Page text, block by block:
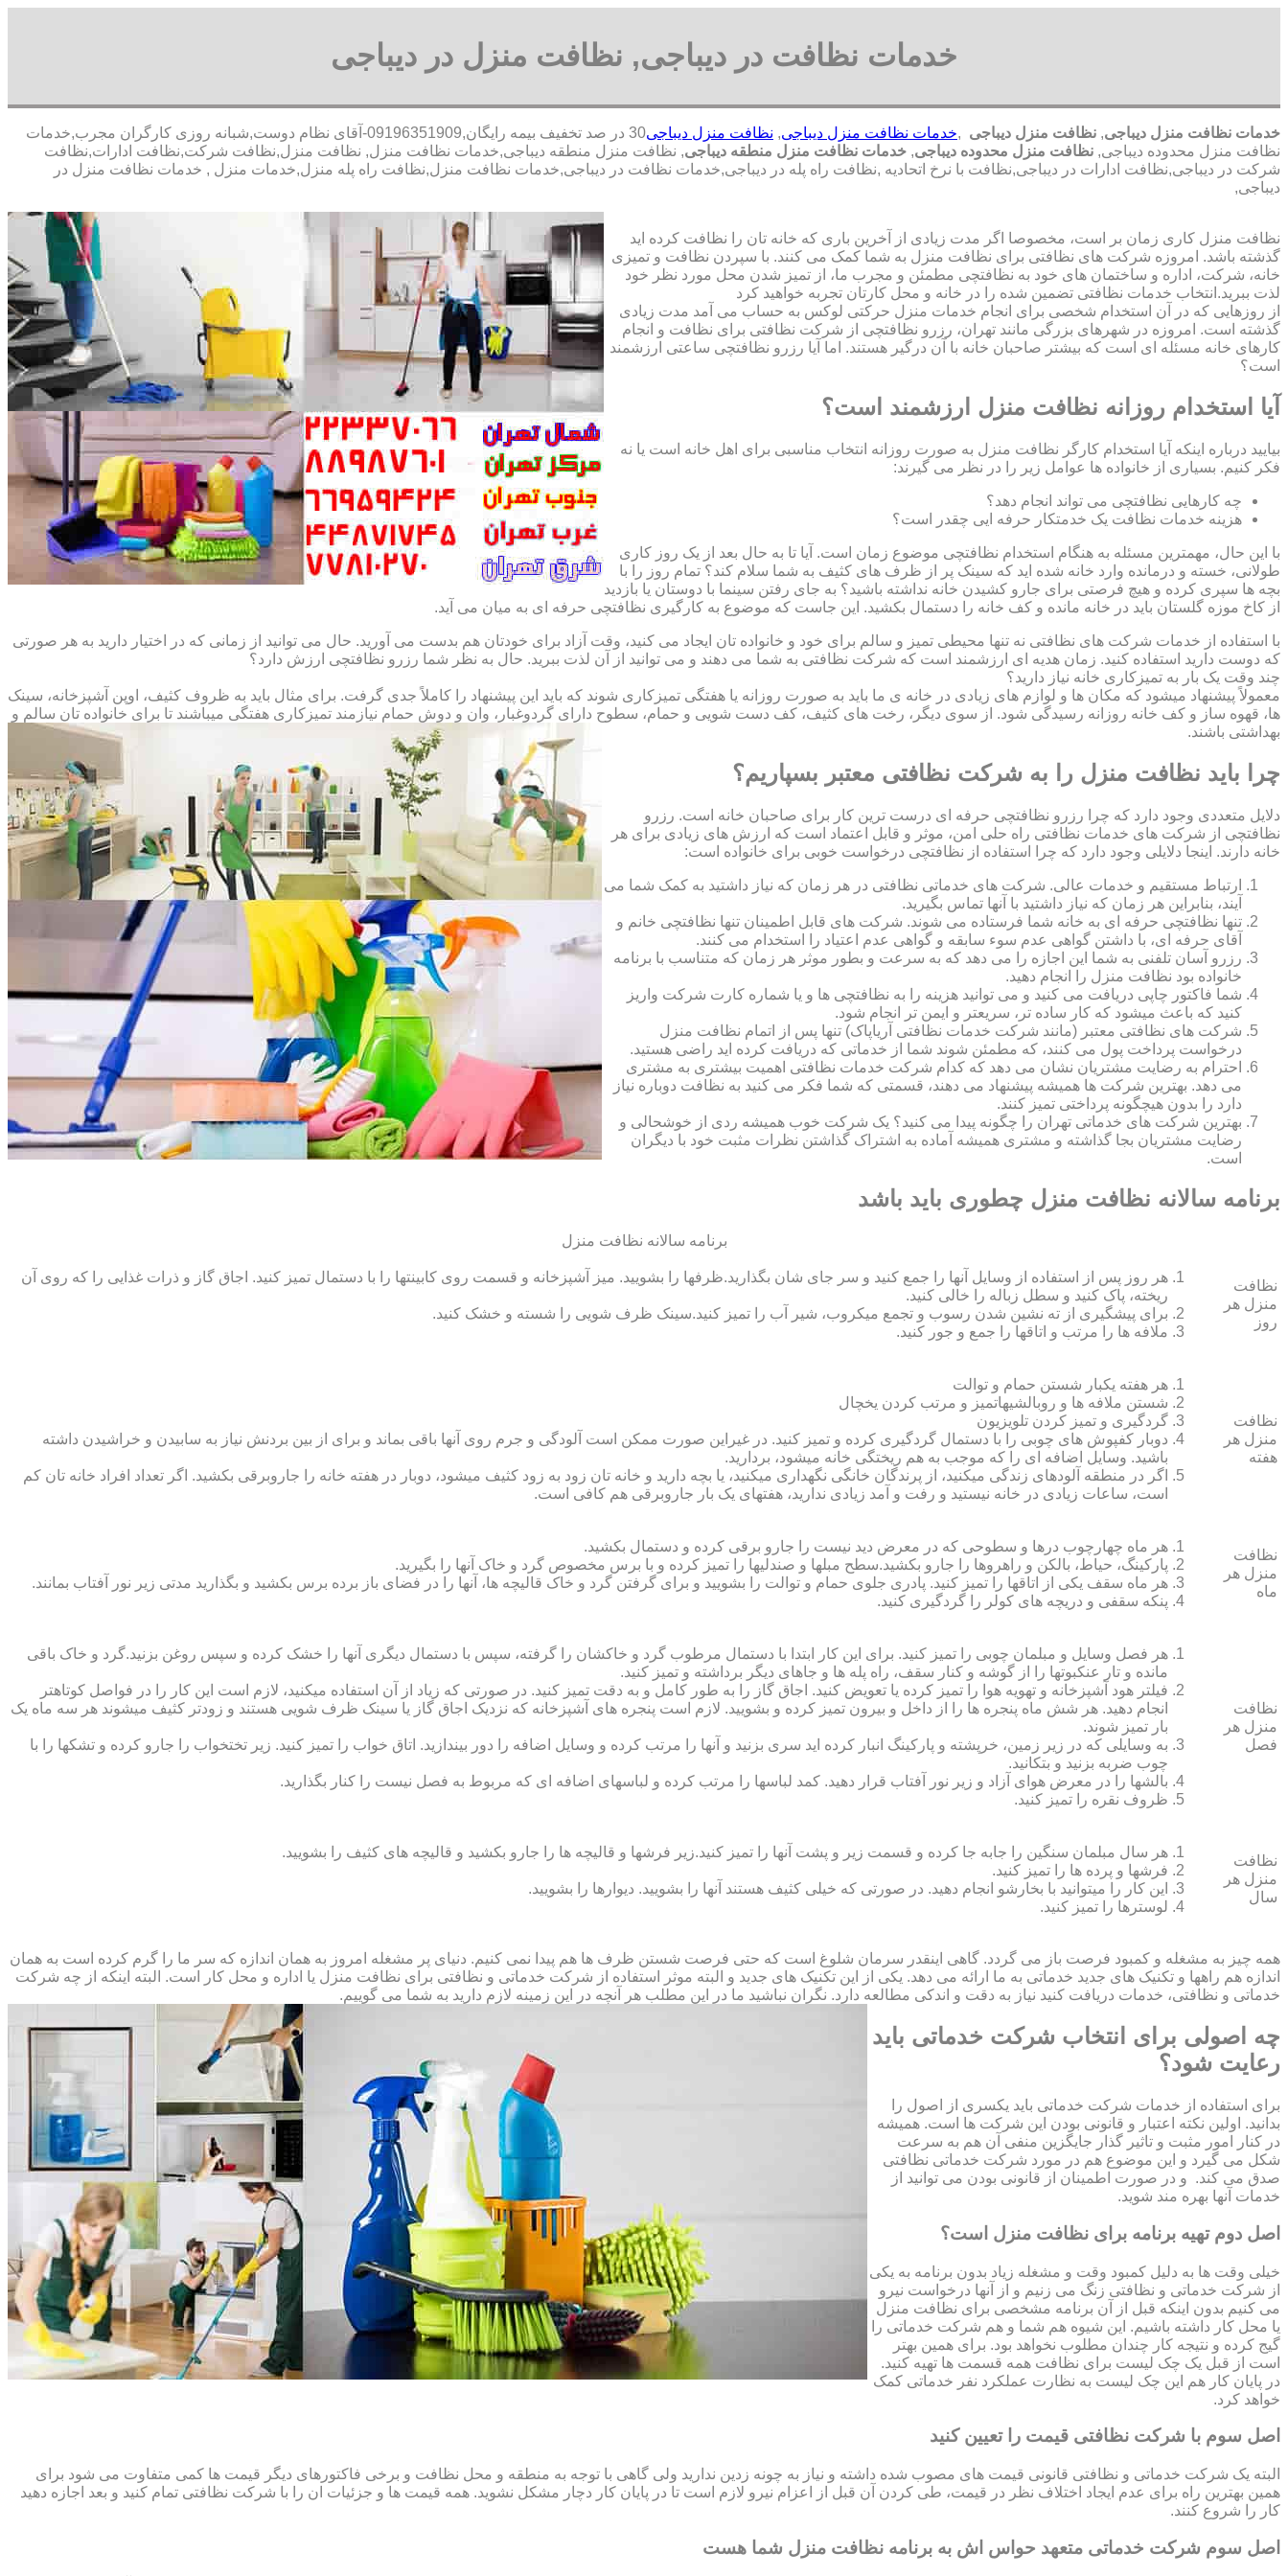
خدمات نظافت در دیباجی, نظافت منزل در دیباجی
خدمات نظافت منزل دیباجی, نظافت منزل دیباجی ,خدمات نظافت منزل دیباجی, نظافت منزل دیباجی
30 در صد تخفیف بیمه رایگان,09196351909-آقای نظام دوست,شبانه روزی کارگران مجرب,خدمات
نظافت منزل محدوده دیباجی, نظافت منزل محدوده دیباجی, خدمات نظافت منزل منطقه دیباجی, نظافت منزل منطقه دیباجی,خدمات نظافت منزل, نظافت منزل,نظافت شرکت,نظافت ادارات,نظافت
شرکت در دیباجی,نظافت ادارات در دیباجی,نظافت با نرخ اتحادیه ,نظافت راه پله در دیباجی,خدمات نظافت در دیباجی,خدمات نظافت منزل,نظافت راه پله منزل,خدمات منزل , خدمات نظافت منزل در
دیباجی,
نظافت منزل کاری زمان بر است، مخصوصا اگر مدت زیادی از آخرین باری که خانه تان را نظافت کرده اید
گذشته باشد. امروزه شرکت های نظافتی برای نظافت منزل به شما کمک می کنند. با سپردن نظافت و تمیزی
خانه، شرکت، اداره و ساختمان های خود به نظافتچی مطمئن و مجرب ما، از تمیز شدن محل مورد نظر خود
لذت ببرید.انتخاب خدمات نظافتی تضمین شده را در خانه و محل کارتان تجربه خواهید کرد
از روزهایی که در آن استخدام شخصی برای انجام خدمات منزل حرکتی لوکس به حساب می آمد مدت زیادی
گذشته است. امروزه در شهرهای بزرگی مانند تهران، رزرو نظافتچی از شرکت نظافتی برای نظافت و انجام
کارهای خانه مسئله ای است که بیشتر صاحبان خانه با آن درگیر هستند. اما آیا رزرو نظافتچی ساعتی ارزشمند
است؟
آیا استخدام روزانه نظافت منزل ارزشمند است؟
بیایید درباره اینکه آیا استخدام کارگر نظافت منزل به صورت روزانه انتخاب مناسبی برای اهل خانه است یا نه
فکر کنیم. بسیاری از خانواده ها عوامل زیر را در نظر می گیرند:
چه کارهایی نظافتچی می تواند انجام دهد؟
هزینه خدمات نظافت یک خدمتکار حرفه ایی چقدر است؟
با این حال، مهمترین مسئله به هنگام استخدام نظافتچی موضوع زمان است. آیا تا به حال بعد از یک روز کاری
طولانی، خسته و درمانده وارد خانه شده اید که سینک پر از ظرف های کثیف به شما سلام کند؟ تمام روز را با
بچه ها سپری کرده و هیچ فرصتی برای جارو کشیدن خانه نداشته باشید؟ به جای رفتن سینما با دوستان یا بازدید
از کاخ موزه گلستان باید در خانه مانده و کف خانه را دستمال بکشید. این جاست که موضوع به کارگیری نظافتچی حرفه ای به میان می آید.
با استفاده از خدمات شرکت های نظافتی نه تنها محیطی تمیز و سالم برای خود و خانواده تان ایجاد می کنید، وقت آزاد برای خودتان هم بدست می آورید. حال می توانید از زمانی که در اختیار دارید به هر صورتی
که دوست دارید استفاده کنید. زمان هدیه ای ارزشمند است که شرکت نظافتی به شما می دهند و می توانید از آن لذت ببرید. حال به نظر شما رزرو نظافتچی ارزش دارد؟
چند وقت یک بار به تمیزکاری خانه نیاز دارید؟
معمولاً پیشنهاد میشود که مکان ها و لوازم های زیادی در خانه ی ما باید به صورت روزانه یا هفتگی تمیزکاری شوند که باید این پیشنهاد را کاملاً جدی گرفت. برای مثال باید به ظروف کثیف، اوپن آشپزخانه، سینک
ها، قهوه ساز و کف خانه روزانه رسیدگی شود. از سوی دیگر، رخت های کثیف، کف دست شویی و حمام، سطوح دارای گردوغبار، وان و دوش حمام نیازمند تمیزکاری هفتگی میباشند تا برای خانواده تان سالم و
بهداشتی باشند.
چرا باید نظافت منزل را به شرکت نظافتی معتبر بسپاریم؟
دلایل متعددی وجود دارد که چرا رزرو نظافتچی حرفه ای درست ترین کار برای صاحبان خانه است. رزرو
نظافتچی از شرکت های خدمات نظافتی راه حلی امن، موثر و قابل اعتماد است که ارزش های زیادی برای هر
خانه دارند. اینجا دلایلی وجود دارد که چرا استفاده از نظافتچی درخواست خوبی برای خانواده است:
ارتباط مستقیم و خدمات عالی. شرکت های خدماتی نظافتی در هر زمان که نیاز داشتید به کمک شما می
آیند، بنابراین هر زمان که نیاز داشتید با آنها تماس بگیرید.
تنها نظافتچی حرفه ای به خانه شما فرستاده می شوند. شرکت های قابل اطمینان تنها نظافتچی خانم و
آقای حرفه ای، با داشتن گواهی عدم سوء سابقه و گواهی عدم اعتیاد را استخدام می کنند.
رزرو آسان تلفنی به شما این اجازه را می دهد که به سرعت و بطور موثر هر زمان که متناسب با برنامه
خانواده بود نظافت منزل را انجام دهید.
شما فاکتور چاپی دریافت می کنید و می توانید هزینه را به نظافتچی ها و یا شماره کارت شرکت واریز
کنید که باعث میشود که کار ساده تر، سریعتر و ایمن تر انجام شود.
شرکت های نظافتی معتبر (مانند شرکت خدمات نظافتی آریاپاک) تنها پس از اتمام نظافت منزل
درخواست پرداخت پول می کنند، که مطمئن شوند شما از خدماتی که دریافت کرده اید راضی هستید.
احترام به رضایت مشتریان نشان می دهد که کدام شرکت خدمات نظافتی اهمیت بیشتری به مشتری
می دهد. بهترین شرکت ها همیشه پیشنهاد می دهند، قسمتی که شما فکر می کنید به نظافت دوباره نیاز
دارد را بدون هیچگونه پرداختی تمیز کنند.
بهترین شرکت های خدماتی تهران را چگونه پیدا می کنید؟ یک شرکت خوب همیشه ردی از خوشحالی و
رضایت مشتریان بجا گذاشته و مشتری همیشه آماده به اشتراک گذاشتن نظرات مثبت خود با دیگران
است.
برنامه سالانه نظافت منزل چطوری باید باشد
برنامه سالانه نظافت منزل
نظافت
منزل هر
روز
هر روز پس از استفاده از وسایل آنها را جمع کنید و سر جای شان بگذارید.ظرف‏ها را بشویید. میز آشپزخانه و قسمت روی کابینت‏ها را با دستمال تمیز کنید. اجاق گاز و ذرات غذایی را که روی آن
ریخته، پاک کنید و سطل زباله را خالی کنید.
برای پیشگیری از ته نشین شدن رسوب و تجمع میکروب، شیر آب را تمیز کنید.سینک ظرف شویی را شسته و خشک کنید.
ملافه‏ ها را مرتب و اتاق‏ها را جمع و جور کنید.
نظافت
منزل هر
هفته
هر هفته یکبار شستن حمام و توالت
شستن ملافه‏ ها و روبالشی‎هاتمیز و مرتب کردن یخچال
گردگیری و تمیز کردن تلویزیون
دوبار کفپوش‏ های چوبی را با دستمال گردگیری کرده و تمیز کنید. در غیراین صورت ممکن است آلودگی و جرم روی آنها باقی بماند و برای از بین بردنش نیاز به سابیدن و خراشیدن داشته
باشید. وسایل اضافه ای را که موجب به هم ریختگی خانه می‏شود، بردارید.
اگر در منطقه آلوده‏ای زندگی می‏کنید، از پرندگان خانگی نگهداری می‏کنید، یا بچه دارید و خانه‏ تان زود به زود کثیف می‏شود، دوبار در هفته خانه را جاروبرقی بکشید. اگر تعداد افراد خانه ‏تان کم
است، ساعات زیادی در خانه نیستید و رفت و آمد زیادی ندارید، هفته‏ای یک بار جاروبرقی هم کافی است.
نظافت
منزل هر
ماه
هر ماه چهارچوب درها و سطوحی که در معرض دید نیست را جارو برقی کرده و دستمال بکشید.
پارکینگ، حیاط، بالکن و راهروها را جارو بکشید.سطح مبل‏ها و صندلی‏ها را تمیز کرده و با برس مخصوص گرد و خاک آنها را بگیرید.
هر ماه سقف یکی از اتاق‏ها را تمیز کنید. پادری جلوی حمام و توالت را بشویید و برای گرفتن گرد و خاک قالیچه‏ ها، آنها را در فضای باز برده برس بکشید و بگذارید مدتی زیر نور آفتاب بمانند.
پنکه سقفی و دریچه‏ های کولر را گردگیری کنید.
نظافت
منزل هر
فصل
هر فصل وسایل و مبلمان چوبی را تمیز کنید. برای این کار ابتدا با دستمال مرطوب گرد و خاک‏شان را گرفته، سپس با دستمال دیگری آنها را خشک کرده و سپس روغن بزنید.گرد و خاک باقی
مانده و تار عنکبوت‏ها را از گوشه و کنار سقف، راه پله‏ ها و جاهای دیگر برداشته و تمیز کنید.
فیلتر هود آشپزخانه و تهویه هوا را تمیز کرده یا تعویض کنید. اجاق گاز را به طور کامل و به دقت تمیز کنید. در صورتی که زیاد از آن استفاده می‏کنید، لازم است این کار را در فواصل کوتاه‏تر
انجام دهید. هر شش ماه پنجره‏ ها را از داخل و بیرون تمیز کرده و بشویید. لازم است پنجره‏ های آشپزخانه که نزدیک اجاق گاز یا سینک ظرف شویی هستند و زودتر کثیف می‏شوند هر سه ماه یک
بار تمیز شوند.
به وسایلی که در زیر زمین، خرپشته و پارکینگ انبار کرده‏ اید سری بزنید و آنها را مرتب کرده و وسایل اضافه را دور بیندازید. اتاق خواب را تمیز کنید. زیر تختخواب را جارو کرده و تشک‏ها را با
چوب ضربه بزنید و بتکانید.
بالش‏ها را در معرض هوای آزاد و زیر نور آفتاب قرار دهید. کمد لباس‏ها را مرتب کرده و لباس‏های اضافه ای که مربوط به فصل نیست را کنار بگذارید.
ظروف نقره را تمیز کنید.
نظافت
منزل هر
سال
هر سال مبلمان سنگین را جابه جا کرده و قسمت زیر و پشت آنها را تمیز کنید.زیر فرش‏ها و قالیچه‏ ها را جارو بکشید و قالیچه‏ های کثیف را بشویید.
فرش‏ها و پرده ‏ها را تمیز کنید.
این کار را می‏توانید با بخارشو انجام دهید. در صورتی که خیلی کثیف هستند آنها را بشویید. دیوارها را بشویید.
لوسترها را تمیز کنید.
همه چیز به مشغله و کمبود فرصت باز می گردد. گاهی اینقدر سرمان شلوغ است که حتی فرصت شستن ظرف ها هم پیدا نمی کنیم. دنیای پر مشغله امروز به همان اندازه که سر ما را گرم کرده است به همان
اندازه هم راهها و تکنیک های جدید خدماتی به ما ارائه می دهد. یکی از این تکنیک های جدید و البته موثر استفاده از شرکت خدماتی و نظافتی برای نظافت منزل یا اداره و محل کار است. البته اینکه از چه شرکت
خدماتی و نظافتی، خدمات دریافت کنید نیاز به دقت و اندکی مطالعه دارد. نگران نباشید ما در این مطلب هر آنچه در این زمینه لازم دارید به شما می گوییم.
چه اصولی برای انتخاب شرکت خدماتی باید
رعایت شود؟
برای استفاده از خدمات شرکت خدماتی باید یکسری از اصول را
بدانید. اولین نکته اعتبار و قانونی بودن این شرکت ها است. همیشه
در کنار امور مثبت و تاثیر گذار جایگزین منفی آن هم به سرعت
شکل می گیرد و این موضوع هم در مورد شرکت خدماتی نظافتی
صدق می کند. و در صورت اطمینان از قانونی بودن می توانید از
خدمات آنها بهره مند شوید.
اصل دوم تهیه برنامه برای نظافت منزل است؟
خیلی وقت ها به دلیل کمبود وقت و مشغله زیاد بدون برنامه به یکی
از شرکت خدماتی و نظافتی زنگ می زنیم و از آنها درخواست نیرو
می کنیم بدون اینکه قبل از آن برنامه مشخصی برای نظافت منزل
یا محل کار داشته باشیم. این شیوه هم شما و هم شرکت خدماتی را
گیج کرده و نتیجه کار چندان مطلوب نخواهد بود. برای همین بهتر
است از قبل یک چک لیست برای نظافت همه قسمت ها تهیه کنید.
در پایان کار هم این چک لیست به نظارت عملکرد نفر خدماتی کمک
خواهد کرد.
اصل سوم با شرکت نظافتی قیمت را تعیین کنید
البته یک شرکت خدماتی و نظافتی قانونی قیمت های مصوب شده داشته و نیاز به چونه زدین ندارید ولی گاهی با توجه به منطقه و محل نظافت و برخی فاکتورهای دیگر قیمت ها کمی متفاوت می شود برای
همین بهترین راه برای عدم ایجاد اختلاف نظر در قیمت، طی کردن آن قبل از اعزام نیرو لازم است تا در پایان کار دچار مشکل نشوید. همه قیمت ها و جزئیات ان را با شرکت نظافتی تمام کنید و بعد اجازه دهید
کار را شروع کنند.
اصل سوم شرکت خدماتی متعهد حواس اش به برنامه نظافت منزل شما هست